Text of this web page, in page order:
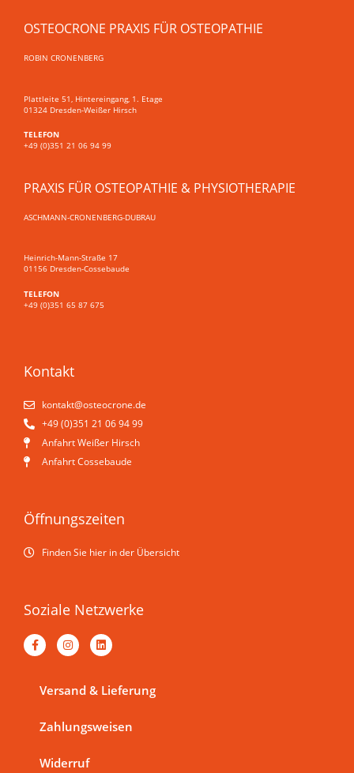
OSTEOCRONE PRAXIS FÜR OSTEOPATHIE
ROBIN CRONENBERG
Plattleite 51, Hintereingang, 1. Etage
01324 Dresden-Weißer Hirsch
TELEFON
+49 (0)351 21 06 94 99
PRAXIS FÜR OSTEOPATHIE & PHYSIOTHERAPIE
ASCHMANN-CRONENBERG-DUBRAU
Heinrich-Mann-Straße 17
01156 Dresden-Cossebaude
TELEFON
+49 (0)351 65 87 675
Kontakt
kontakt@osteo­crone.de
+49 (0)351 21 06 94 99
Anfahrt Weißer Hirsch
Anfahrt Cossebaude
Öffnungszeiten
Finden Sie hier in der Übersicht
Soziale Netzwerke
F
a
c
I
n
s
g
m
L
i
n
d
Versand & Lieferung
Zahlungsweisen
Widerruf